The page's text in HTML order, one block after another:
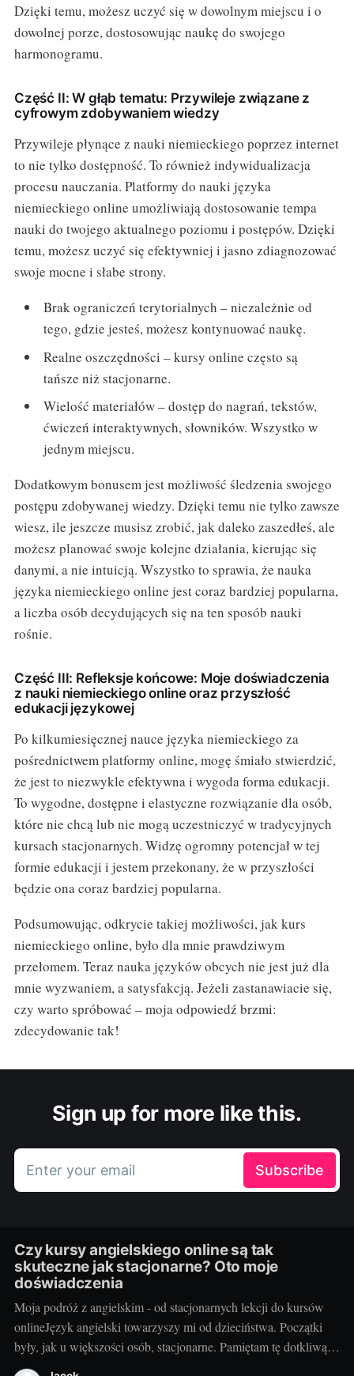
Dzięki temu, możesz uczyć się w dowolnym miejscu i o
dowolnej porze, dostosowując naukę do swojego
harmonogramu.
Część II: W głąb tematu: Przywileje związane z
cyfrowym zdobywaniem wiedzy
Przywileje płynące z nauki niemieckiego poprzez internet
to nie tylko dostępność. To również indywidualizacja
procesu nauczania. Platformy do nauki języka
niemieckiego online umożliwiają dostosowanie tempa
nauki do twojego aktualnego poziomu i postępów. Dzięki
temu, możesz uczyć się efektywniej i jasno zdiagnozować
swoje mocne i słabe strony.
Brak ograniczeń terytorialnych – niezależnie od
tego, gdzie jesteś, możesz kontynuować naukę.
Realne oszczędności – kursy online często są
tańsze niż stacjonarne.
Wielość materiałów – dostęp do nagrań, tekstów,
ćwiczeń interaktywnych, słowników. Wszystko w
jednym miejscu.
Dodatkowym bonusem jest możliwość śledzenia swojego
postępu zdobywanej wiedzy. Dzięki temu nie tylko zawsze
wiesz, ile jeszcze musisz zrobić, jak daleko zaszedłeś, ale
możesz planować swoje kolejne działania, kierując się
danymi, a nie intuicją. Wszystko to sprawia, że nauka
języka niemieckiego online jest coraz bardziej popularna,
a liczba osób decydujących się na ten sposób nauki
rośnie.
Część III: Refleksje końcowe: Moje doświadczenia
z nauki niemieckiego online oraz przyszłość
edukacji językowej
Po kilkumiesięcznej nauce języka niemieckiego za
pośrednictwem platformy online, mogę śmiało stwierdzić,
że jest to niezwykle efektywna i wygoda forma edukacji.
To wygodne, dostępne i elastyczne rozwiązanie dla osób,
które nie chcą lub nie mogą uczestniczyć w tradycyjnych
kursach stacjonarnych. Widzę ogromny potencjał w tej
formie edukacji i jestem przekonany, że w przyszłości
będzie ona coraz bardziej popularna.
Podsumowując, odkrycie takiej możliwości, jak kurs
niemieckiego online, było dla mnie prawdziwym
przełomem. Teraz nauka języków obcych nie jest już dla
mnie wyzwaniem, a satysfakcją. Jeżeli zastanawiacie się,
czy warto spróbować – moja odpowiedź brzmi:
zdecydowanie tak!
Sign up for more like this.
Enter your email Subscribe
Czy kursy angielskiego online są tak
skuteczne jak stacjonarne? Oto moje
doświadczenia
Moja podróż z angielskim - od stacjonarnych lekcji do kursów
onlineJęzyk angielski towarzyszy mi od dzieciństwa. Początki
były, jak u większości osób, stacjonarne. Pamiętam tę dotkliwą
niechęć do porannego wstawania, pendolowania do szkoły i